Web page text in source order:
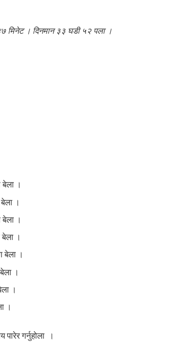
मिनेट । दिनमान ३३ घडी ५२ पला ।
।
।
।
।
बेला ।
।
।
।
गर्नुहोला ।